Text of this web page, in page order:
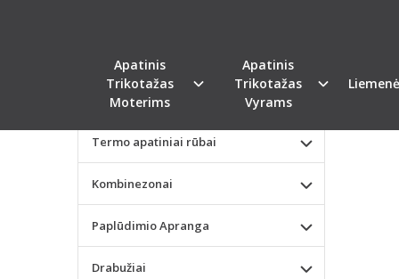
Apatinis
Trikotažas
Moterims
Apatinis
Trikotažas
Vyrams
Valentino dienos dovana
Liemenėlės
Termo apatiniai rūbai
Kombinezonai
Paplūdimio Apranga
Drabužiai